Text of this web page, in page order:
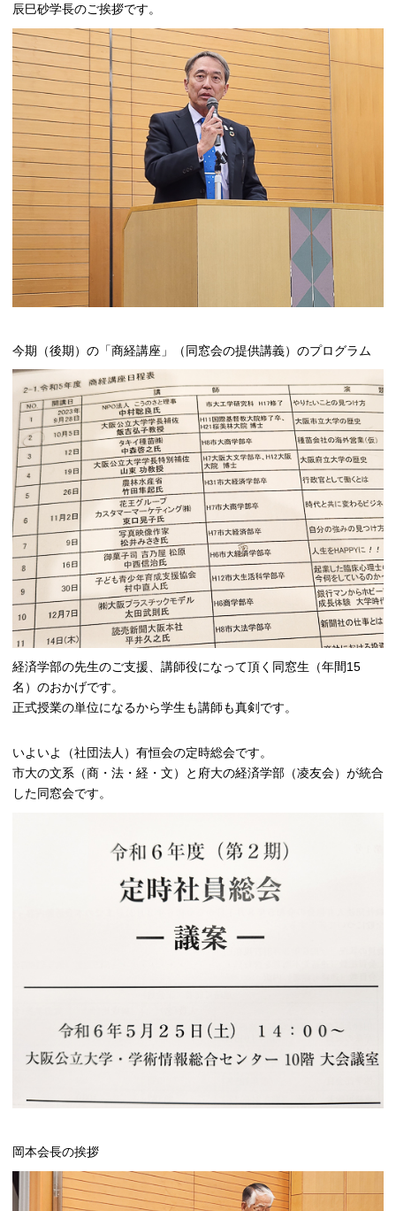
辰巳砂学長のご挨拶です。
今期（後期）の「商経講座」（同窓会の提供講義）のプログラム
経済学部の先生のご支援、講師役になって頂く同窓生（年間15
名）のおかげです。
正式授業の単位になるから学生も講師も真剣です。
いよいよ（社団法人）有恒会の定時総会です。
市大の文系（商・法・経・文）と府大の経済学部（凌友会）が統合
した同窓会です。
岡本会長の挨拶